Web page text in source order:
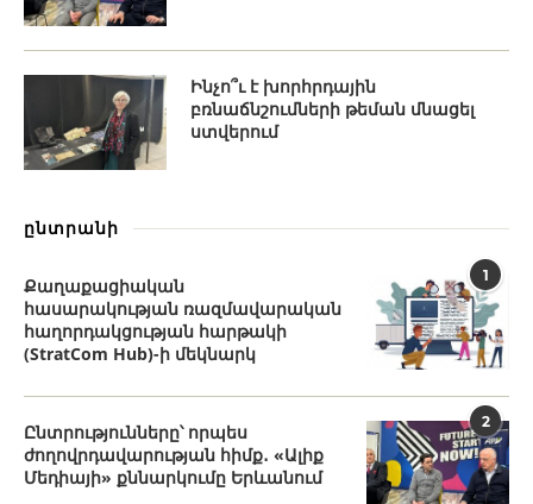
Ինչո՞ւ է խորհրդային
բռնաճնշումների թեման մնացել
ստվերում
ընտրանի
1
Քաղաքացիական
հասարակության ռազմավարական
հաղորդակցության հարթակի
(StratCom Hub)-ի մեկնարկ
2
Ընտրությունները՝ որպես
ժողովրդավարության հիմք․ «Ալիք
Մեդիայի» քննարկումը Երևանում